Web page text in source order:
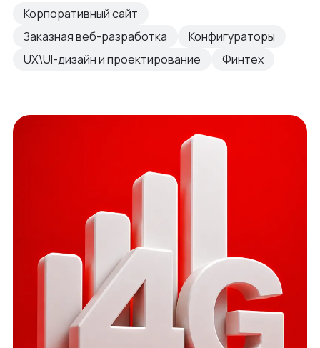
Корпоративный сайт
Заказная веб-разработка
Конфигураторы
UX\UI-дизайн и проектирование
Финтех